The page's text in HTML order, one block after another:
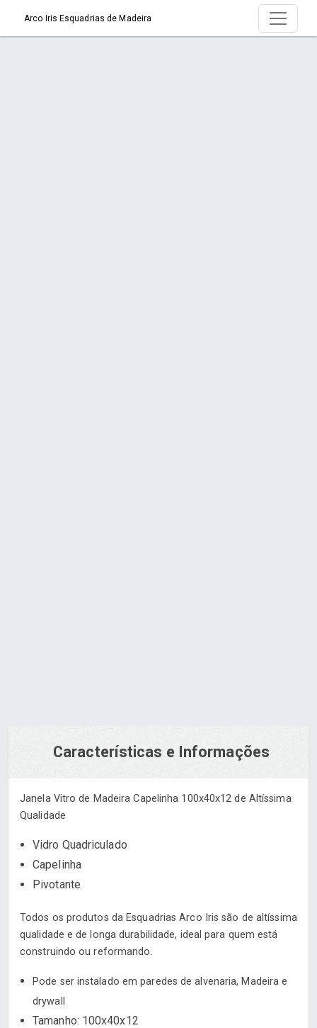
Arco Iris Esquadrias de Madeira
Características e Informações
Janela Vitro de Madeira Capelinha 100x40x12 de Altíssima
Qualidade
Vidro Quadriculado
Capelinha
Pivotante
Todos os produtos da Esquadrias Arco Iris são de altíssima
qualidade e de longa durabilidade, ideal para quem está
construindo ou reformando.
Pode ser instalado em paredes de alvenaria, Madeira e
drywall
Tamanho: 100x40x12